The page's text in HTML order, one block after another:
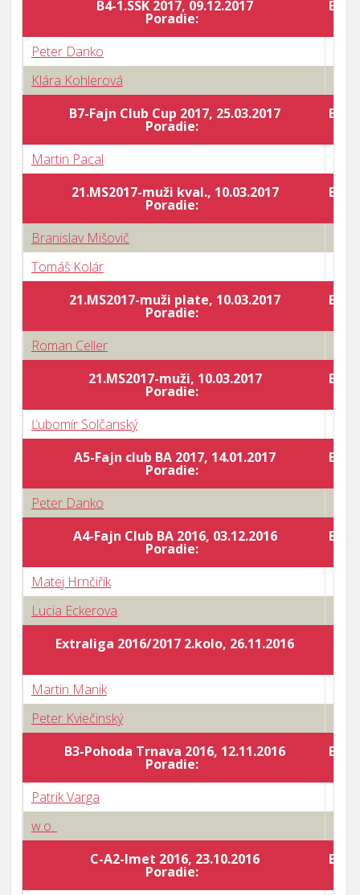
B4-1.SSK 2017, 09.12.2017
Poradie:
Peter Danko
Klára Kohlerová
B7-Fajn Club Cup 2017, 25.03.2017
Poradie:
Martin Pacal
21.MS2017-muži kval., 10.03.2017
Poradie:
Branislav Mišovič
Tomáš Kolár
21.MS2017-muži plate, 10.03.2017
Poradie:
Roman Celler
21.MS2017-muži, 10.03.2017
Poradie:
Ľubomír Solčanský
A5-Fajn club BA 2017, 14.01.2017
Poradie:
Peter Danko
A4-Fajn Club BA 2016, 03.12.2016
Poradie:
Matej Hrnčiřík
Lucia Eckerova
Extraliga 2016/2017 2.kolo, 26.11.2016
Martin Manik
Peter Kviečinský
B3-Pohoda Trnava 2016, 12.11.2016
Poradie:
Patrik Varga
w.o.
C-A2-Imet 2016, 23.10.2016
Poradie: